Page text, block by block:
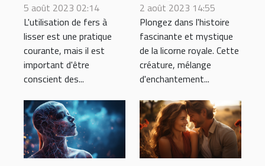
bon marché :
Que faut-il
savoir?
5 août 2023 02:14
L'utilisation de fers à
lisser est une pratique
courante, mais il est
important d'être
conscient des...
licorne royale
à travers
l'histoire
2 août 2023 14:55
Plongez dans l'histoire
fascinante et mystique
de la licorne royale. Cette
créature, mélange
d'enchantement...